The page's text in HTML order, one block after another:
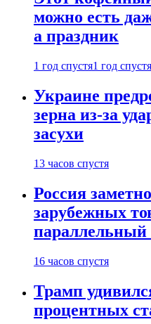
можно есть
а праздник
1 год спустя1 год спустя
Украине
зерна из-за
засухи
13 часов спустя
Россия
зарубежных
16 часов спустя
Трамп
процентных